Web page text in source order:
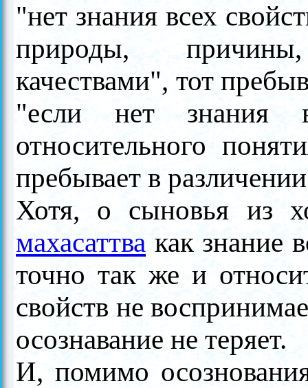
"нет знания всех
природы,
качествами", тот
"если нет знания
относительного
пребывает в
Хотя, о сыновья из
махасаттва как знание
точно так же и
свойств не
осознавание не теряет.
И, помимо